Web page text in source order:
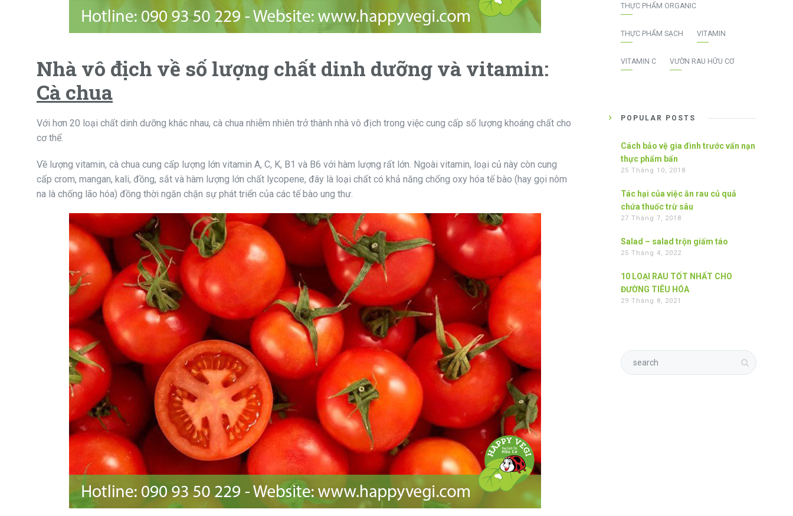
Nhà vô địch về số lượng chất dinh dưỡng và vitamin:
Cà chua
Với hơn 20 loại chất dinh dưỡng khác nhau, cà chua nhiễm nhiên trở thành nhà vô địch trong việc cung cấp số lượng khoáng chất cho
cơ thể.
Về lượng vitamin, cà chua cung cấp lượng lớn vitamin A, C, K, B1 và B6 với hàm lượng rất lớn. Ngoài vitamin, loại củ này còn cung
cấp crom, mangan, kali, đồng, sắt và hàm lượng lớn chất lycopene, đây là loại chất có khả năng chống oxy hóa tế bào (hay gọi nôm
na là chống lão hóa) đồng thời ngăn chặn sự phát triển của các tế bào ung thư.
THỰC PHẨM ORGANIC
THỰC PHẨM SẠCH VITAMIN
VITAMIN C VƯỜN RAU HỮU CƠ
POPULAR POSTS
Cách bảo vệ gia đình trước vấn nạn
thực phẩm bẩn
25 Tháng 10, 2018
Tác hại của việc ăn rau củ quả
chứa thuốc trừ sâu
27 Tháng 7, 2018
Salad – salad trộn giấm táo
25 Tháng 4, 2022
10 LOẠI RAU TỐT NHẤT CHO
ĐƯỜNG TIÊU HÓA
29 Tháng 8, 2021